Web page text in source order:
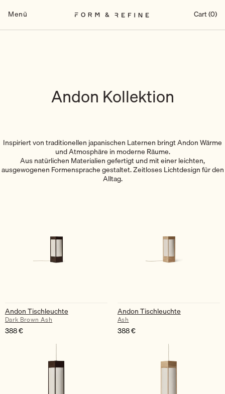
InhaltMenü Cart (0)
Andon Kollektion
Inspiriert von traditionellen japanischen Laternen bringt Andon Wärme
und Atmosphäre in moderne Räume.
Aus natürlichen Materialien gefertigt und mit einer leichten,
ausgewogenen Formensprache gestaltet. Zeitloses Lichtdesign für den
Alltag.
Andon Tischleuchte
Dark Brown Ash
388€
Andon Tischleuchte
Ash
388€